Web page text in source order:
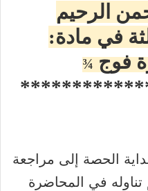
الرحيم
في مادة:
فوج¾
الحصة إلى مراجعة
في المحاضرة